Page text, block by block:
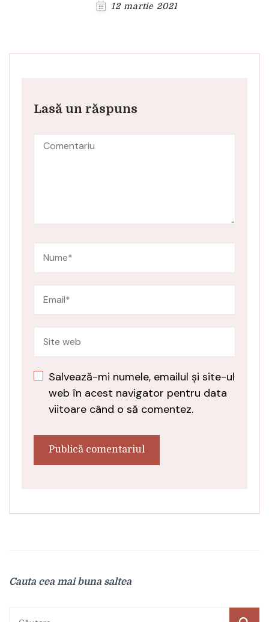
12 martie 2021
Lasă un răspuns
Salvează-mi numele, emailul și site-ul
web în acest navigator pentru data
viitoare când o să comentez.
Cauta cea mai buna saltea
Caută